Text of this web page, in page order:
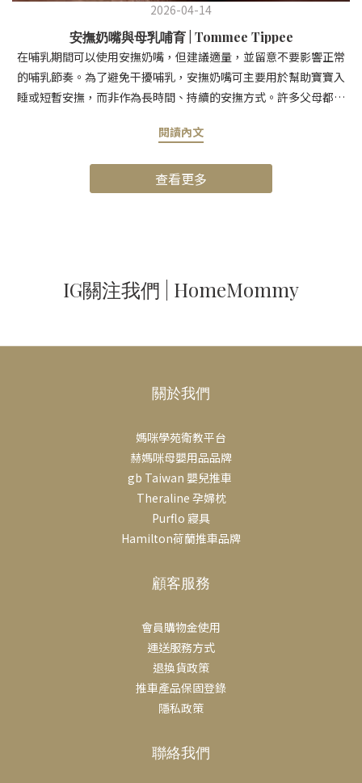
2026-04-14
安撫奶嘴與母乳哺育 | Tommee Tippee
在哺乳期間可以使用安撫奶嘴，但建議適量，並留意不要影響正常
的哺乳節奏。為了避免干擾哺乳，安撫奶嘴可主要用於幫助寶寶入
睡或短暫安撫，而非作為長時間、持續的安撫方式。許多父母都會
撫奶嘴並不一定會妨礙成功的母乳哺育。關鍵在於觀察寶寶的需
撫奶嘴正好能在這個時刻派上用場。只要正確使用，安撫奶嘴可以
安全地幫助寶寶安定情緒，不會影響乳量或哺乳規律。 本文將分享
完整且均衡的營養，有助於提升免疫力，並支持健康成長與發育。
對父母而言，母乳哺育既方便又經濟，同時也有助於降低產後情緒
平靜下來。對忙碌的父母來說，也能在確保寶寶被安撫的同時，安
適度使用。建議將安撫奶嘴作為安撫與睡眠輔助工具，而非取代哺
乳的方式。只要掌握使用時機，安撫奶嘴可以與母乳哺育並行，幫
助寶寶與父母都更加安心。 選擇合適的安撫奶嘴● 選擇輕盈、符合
矯正標準、不含BPA的安撫奶嘴，外觀和觸感與乳房相似的。 ● 有
對稱圓柱形奶嘴的安撫奶嘴，可以幫助寶寶的舌頭抬起並拱起，就
像母乳喂養時一樣。 ● 確認安撫奶嘴的尺寸適合寶寶的年齡。 ●
嘴易清洗、不易破損，無造成窒息危險的小零件。 Tips 在母乳哺育
建立後，才能給寶寶使用安撫奶嘴，並建議僅用於幫助寶寶2. 不要
取代餵奶務必注意寶寶的餵奶訊號，先讓寶寶吃飽奶後再使用安撫
奶嘴，安撫奶嘴不能3. 先給寶寶溫暖安慰在使用餵奶通常是最自
然、最有效的安慰方式，安撫奶嘴只是輔助。在使用安撫奶嘴前，
可先抱抱寶寶、輕輕搖晃、唱歌或肌膚接觸4. 尊重寶寶意願千萬不
疑慮請諮詢專業人士或LINE客服 >> Tommee tippee 安撫奶嘴系
列 Q: 哺乳時，什麼時候可以讓寶寶用安撫奶嘴？ 如果你正在母乳哺
閱讀內文
查看更多
IG關注我們 | HomeMommy
關於我們
媽咪學苑衛教平台
赫媽咪母嬰用品品牌
gb Taiwan 嬰兒推車
Theraline 孕婦枕
Purflo 寢具
Hamilton荷蘭推車品牌
顧客服務
會員購物金使用
運送服務方式
退換貨政策
推車產品保固登錄
隱私政策
聯絡我們